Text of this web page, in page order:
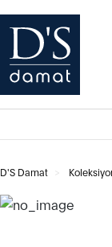
D'S Damat